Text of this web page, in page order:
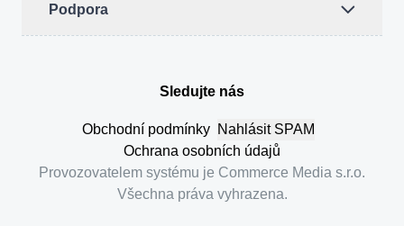
Podpora
Sledujte nás
Instagam
LinkedIn
Facebook
YouTube
Obchodní podmínky Nahlásit SPAM
Ochrana osobních údajů
Provozovatelem systému je Commerce Media s.r.o.
Všechna práva vyhrazena.